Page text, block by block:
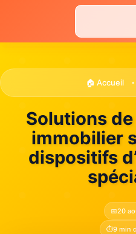
🏠 Accueil •
Solutions
immobilier
dispositifs
📅20
⏱️9 min